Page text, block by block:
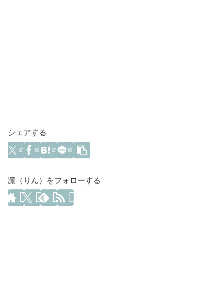
シェアする
凛（りん）をフォローする